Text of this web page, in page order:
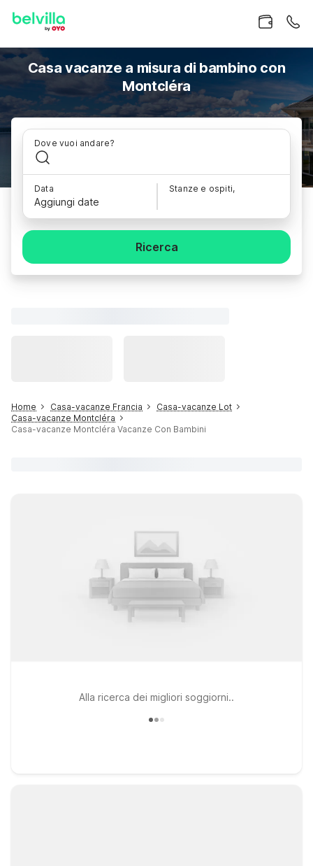
Casa vacanze a misura di bambino con
Montcléra
Dove vuoi andare?
Data
Aggiungi date
Stanze e ospiti,
Ricerca
Home Casa-vacanze Francia
Casa-vacanze Lot
Casa-vacanze Montcléra
Casa-vacanze Montcléra Vacanze Con Bambini
Alla ricerca dei migliori soggiorni..